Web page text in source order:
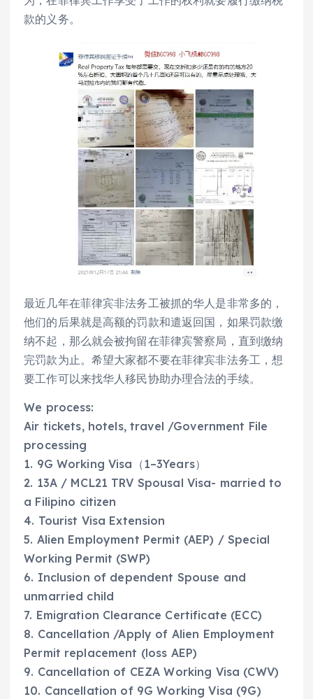
款的义务。
最近几年在菲律宾非法务工被抓的华人是非常多的，
他们的后果就是高额的罚款和遣返回国，如果罚款缴
纳不起，那么就会被拘留在菲律宾警察局，直到缴纳
完罚款为止。希望大家都不要在菲律宾非法务工，想
要工作可以来找华人移民协助办理合法的手续。
We process:
Air tickets, hotels, travel /Government File
processing
1. 9G Working Visa（1–3Years）
2. 13A / MCL21 TRV Spousal Visa- married to
a Filipino citizen
4. Tourist Visa Extension
5. Alien Employment Permit (AEP) / Special
Working Permit (SWP)
6. Inclusion of dependent Spouse and
unmarried child
7. Emigration Clearance Certificate (ECC)
8. Cancellation /Apply of Alien Employment
Permit replacement (loss AEP)
9. Cancellation of CEZA Working Visa (CWV)
10. Cancellation of 9G Working Visa (9G)